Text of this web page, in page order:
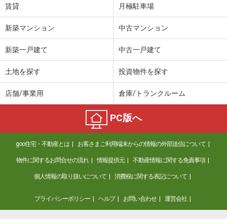
賃貸 月極駐車場
新築マンション 中古マンション
新築一戸建て 中古一戸建て
土地を探す 投資物件を探す
店舗/事業用 倉庫/トランクルーム
PC版へ
goo住宅・不動産とは お客さまご利用端末からの情報の外部送信について
物件に関するお問合せの流れ 情報提供元 不動産情報に関する免責事項
個人情報の取り扱いについて 消費税に関する表記について
プライバシーポリシー ヘルプ お問い合わせ 運営会社